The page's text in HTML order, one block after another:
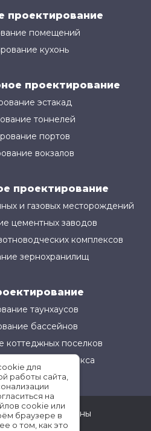
проектирование
помещений
кухонь
проектирование
эстакад
тоннелей
портов
вокзалов
проектирование
и газовых месторождений
цементных заводов
комплексов
зернохранилищ
таунхаусов
бассейнов
коттеджных поселков
жилого комплекса
права защищены
для
работы сайта,
на
cookie или
браузере в
о том, как это